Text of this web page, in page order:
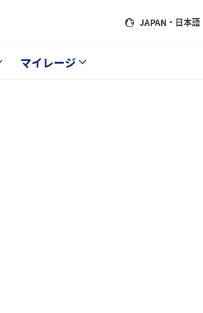
JAPAN ・日本語
マイレージ